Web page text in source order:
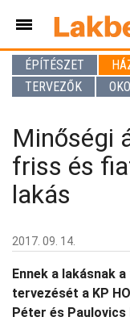
ÉPÍTÉSZET
TERVEZŐK
Minőségi
friss és
lakás
2017. 09. 14.
Ennek a lakásnak
tervezését a KP
Péter és